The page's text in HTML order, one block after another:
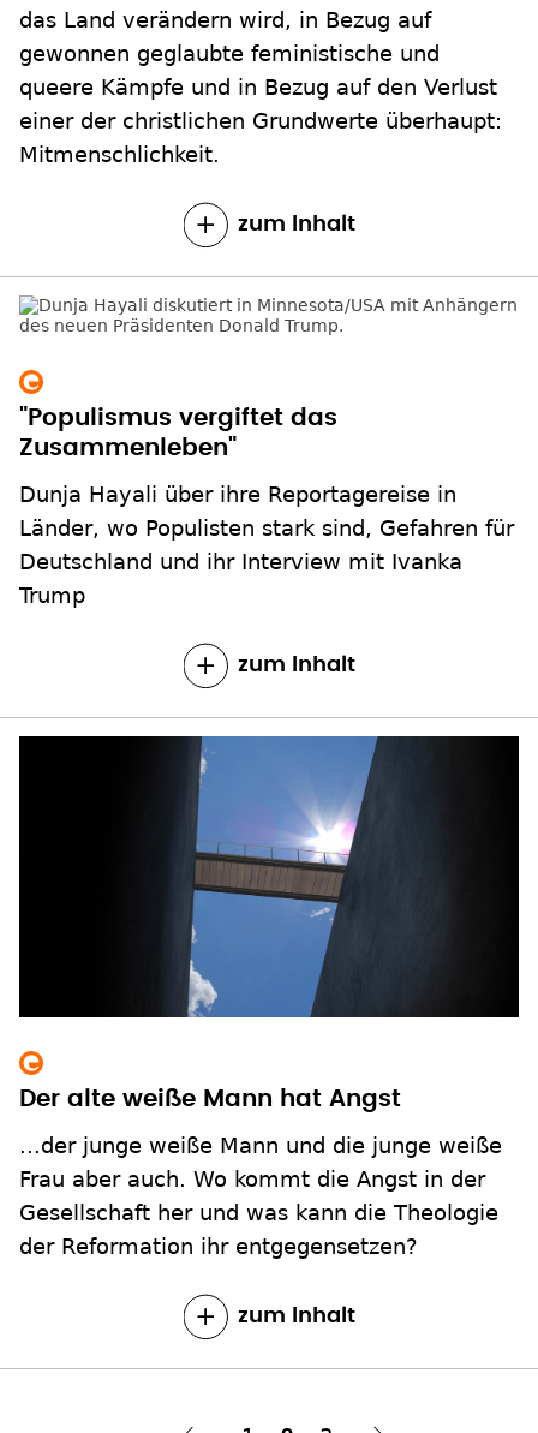
das Land verändern wird, in Bezug auf
gewonnen geglaubte feministische und
queere Kämpfe und in Bezug auf den Verlust
einer der christlichen Grundwerte überhaupt:
Mitmenschlichkeit.
zum Inhalt
"Populismus vergiftet das
Zusammenleben"
Dunja Hayali über ihre Reportagereise in
Länder, wo Populisten stark sind, Gefahren für
Deutschland und ihr Interview mit Ivanka
Trump
zum Inhalt
Der alte weiße Mann hat Angst
...der junge weiße Mann und die junge weiße
Frau aber auch. Wo kommt die Angst in der
Gesellschaft her und was kann die Theologie
der Reformation ihr entgegensetzen?
zum Inhalt